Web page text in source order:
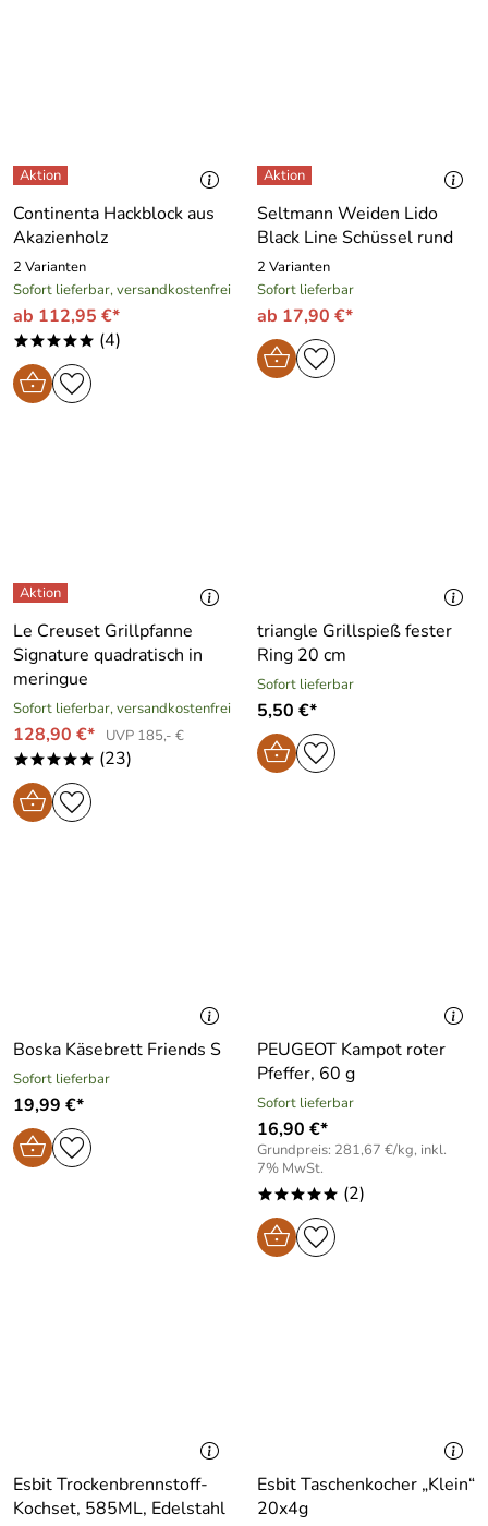
Continenta Hackblock aus
Akazienholz
2 Varianten
Sofort lieferbar, versandkostenfrei
ab 112,95 €*
***** (4)
Seltmann Weiden Lido
Black Line Schüssel rund
2 Varianten
Sofort lieferbar
ab 17,90 €*
Le Creuset Grillpfanne
Signature quadratisch in
meringue
Sofort lieferbar, versandkostenfrei
128,90 €* UVP 185,- €
***** (23)
triangle Grillspieß fester
Ring 20 cm
Sofort lieferbar
5,50 €*
Boska Käsebrett Friends S
Sofort lieferbar
19,99 €*
PEUGEOT Kampot roter
Pfeffer, 60 g
Sofort lieferbar
16,90 €*
Grundpreis: 281,67 €/kg, inkl.
7% MwSt.
***** (2)
Esbit Trockenbrennstoff-
Kochset, 585ML, Edelstahl
Esbit Taschenkocher „Klein“
20x4g